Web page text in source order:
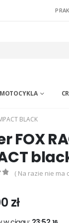
BLACK
FOX
( Na razie nie ma
zł